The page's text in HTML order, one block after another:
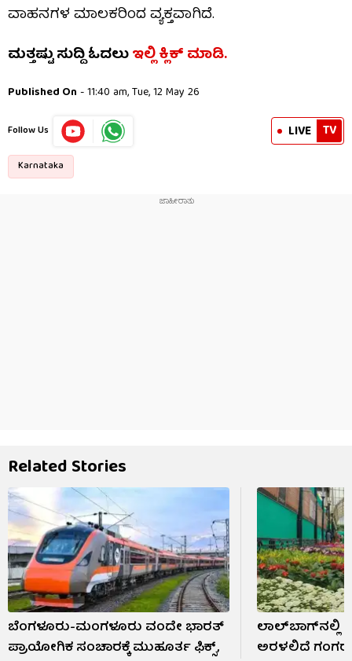
ವಾಹನಗಳ ಮಾಲಕರಿಂದ ವ್ಯಕ್ತವಾಗಿದೆ.
ಮತ್ತಷ್ಟು ಸುದ್ದಿ ಓದಲುಇಲ್ಲಿ ಕ್ಲಿಕ್​​ ಮಾಡಿ.
Published On - 11:40 am, Tue, 12 May 26
Follow Us LIVE TV
Karnataka
Related Stories
ಬೆಂಗಳೂರು-ಮಂಗಳೂರು ವಂದೇ ಭಾರತ್
ಪ್ರಾಯೋಗಿಕ ಸಂಚಾರಕ್ಕೆ ಮುಹೂರ್ತ ಫಿಕ್ಸ್,
ಲಾಲ್‌ಬಾಗ್‌ನಲ್ಲಿ
ಅರಳಲಿದೆ ಗಂಗರ